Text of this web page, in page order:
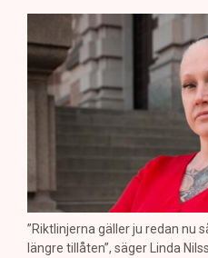
”Riktlinjerna gäller ju redan nu
längre tillåten”, säger Linda